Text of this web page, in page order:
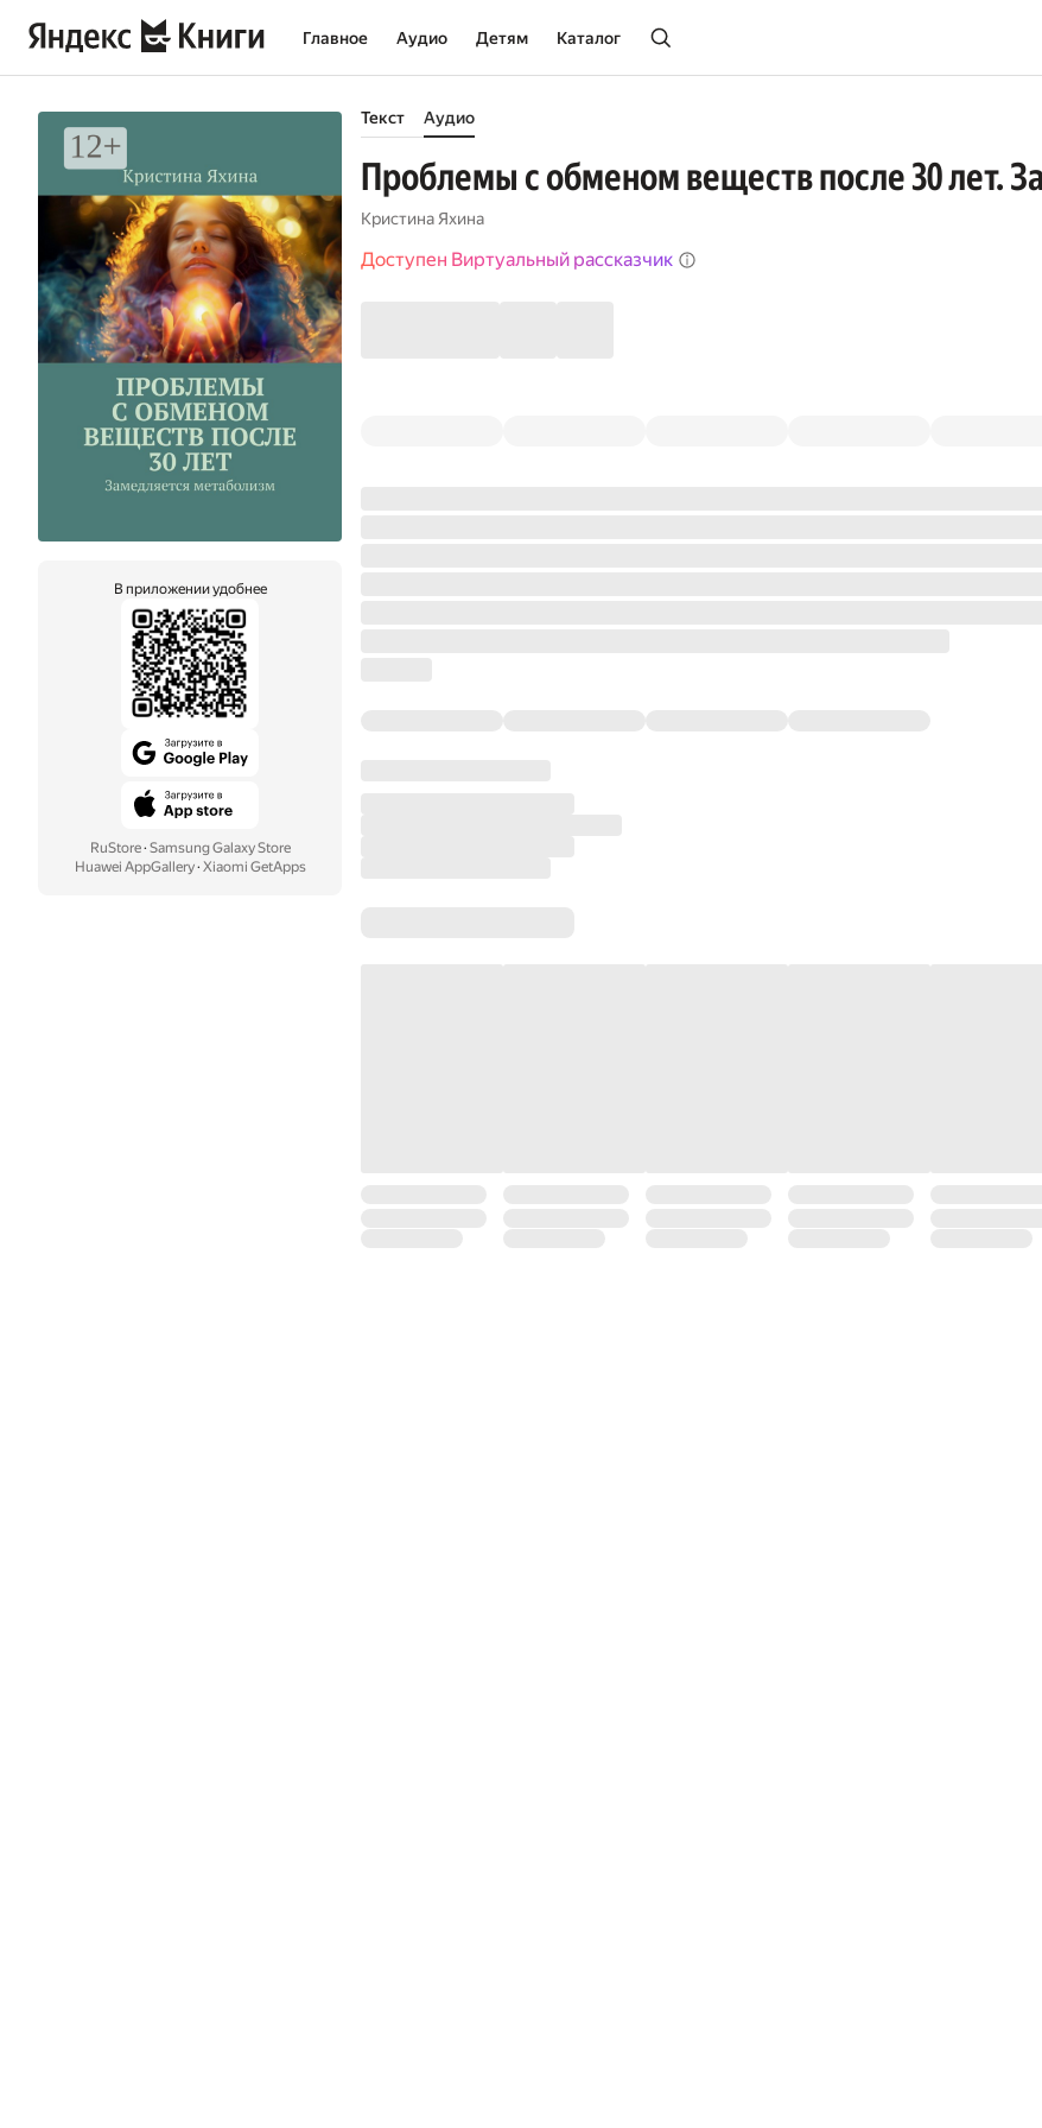
Главное Аудио Детям Каталог
В приложении удобнее
RuStore· Samsung Galaxy Store
Huawei AppGallery· Xiaomi GetApps
Текст Аудио
Проблемы с обменом веществ после 30 лет.
Кристина Яхина
Доступен Виртуальный рассказчик